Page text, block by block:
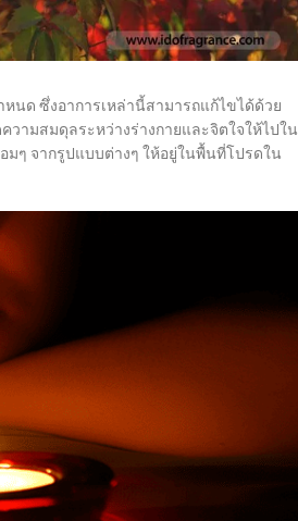
นด ซึ่งอาการเหล่านี้สามารถแก้ไขได้ด้วย
วามสมดุลระหว่างร่างกายและจิตใจให้ไปใน
มๆ จากรูปแบบต่างๆ ให้อยู่ในพื้นที่โปรดใน